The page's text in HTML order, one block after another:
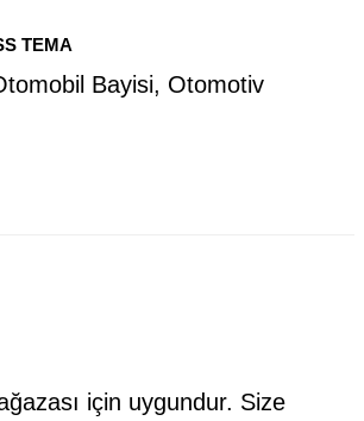
TEMA
Bayisi, Otomotiv
için uygundur. Size